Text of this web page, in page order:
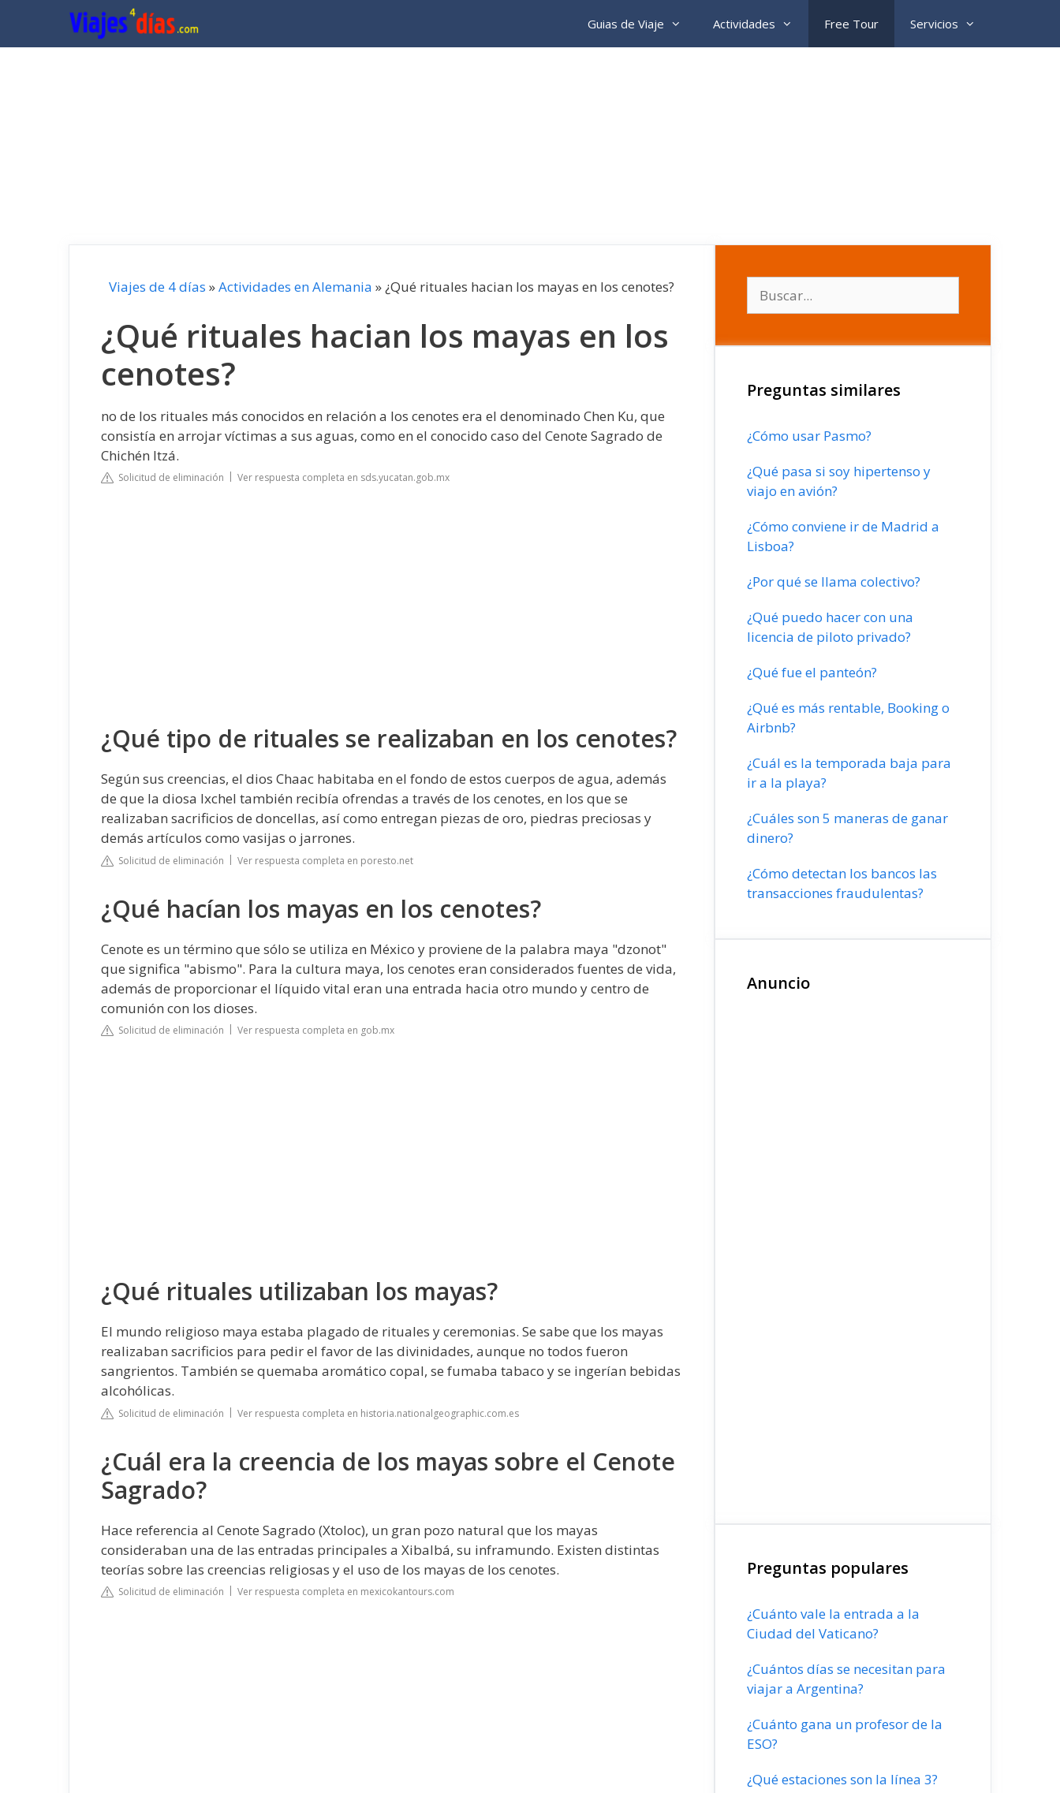
contenido
Guias de Viaje Actividades Free Tour Servicios
Viajes de 4 días »Actividades en Alemania »¿Qué rituales hacian los mayas en los cenotes?
¿Qué rituales hacian los mayas en los
cenotes?
no de los rituales más conocidos en relación a los cenotes era el denominado Chen Ku, que
consistía en arrojar víctimas a sus aguas, como en el conocido caso del Cenote Sagrado de
Chichén Itzá.
Solicitud de eliminación Ver respuesta completa en sds.yucatan.gob.mx
¿Qué tipo de rituales se realizaban en los cenotes?
Según sus creencias, el dios Chaac habitaba en el fondo de estos cuerpos de agua, además
de que la diosa Ixchel también recibía ofrendas a través de los cenotes, en los que se
realizaban sacrificios de doncellas, así como entregan piezas de oro, piedras preciosas y
demás artículos como vasijas o jarrones.
Solicitud de eliminación Ver respuesta completa en poresto.net
¿Qué hacían los mayas en los cenotes?
Cenote es un término que sólo se utiliza en México y proviene de la palabra maya "dzonot"
que significa "abismo". Para la cultura maya, los cenotes eran considerados fuentes de vida,
además de proporcionar el líquido vital eran una entrada hacia otro mundo y centro de
comunión con los dioses.
Solicitud de eliminación Ver respuesta completa en gob.mx
¿Qué rituales utilizaban los mayas?
El mundo religioso maya estaba plagado de rituales y ceremonias. Se sabe que los mayas
realizaban sacrificios para pedir el favor de las divinidades, aunque no todos fueron
sangrientos. También se quemaba aromático copal, se fumaba tabaco y se ingerían bebidas
alcohólicas.
Solicitud de eliminación Ver respuesta completa en historia.nationalgeographic.com.es
¿Cuál era la creencia de los mayas sobre el Cenote
Sagrado?
Hace referencia al Cenote Sagrado (Xtoloc), un gran pozo natural que los mayas
consideraban una de las entradas principales a Xibalbá, su inframundo. Existen distintas
teorías sobre las creencias religiosas y el uso de los mayas de los cenotes.
Solicitud de eliminación Ver respuesta completa en mexicokantours.com
Preguntas similares
¿Cómo usar Pasmo?
¿Qué pasa si soy hipertenso y
viajo en avión?
¿Cómo conviene ir de Madrid a
Lisboa?
¿Por qué se llama colectivo?
¿Qué puedo hacer con una
licencia de piloto privado?
¿Qué fue el panteón?
¿Qué es más rentable, Booking o
Airbnb?
¿Cuál es la temporada baja para
ir a la playa?
¿Cuáles son 5 maneras de ganar
dinero?
¿Cómo detectan los bancos las
transacciones fraudulentas?
Anuncio
Preguntas populares
¿Cuánto vale la entrada a la
Ciudad del Vaticano?
¿Cuántos días se necesitan para
viajar a Argentina?
¿Cuánto gana un profesor de la
ESO?
¿Qué estaciones son la línea 3?